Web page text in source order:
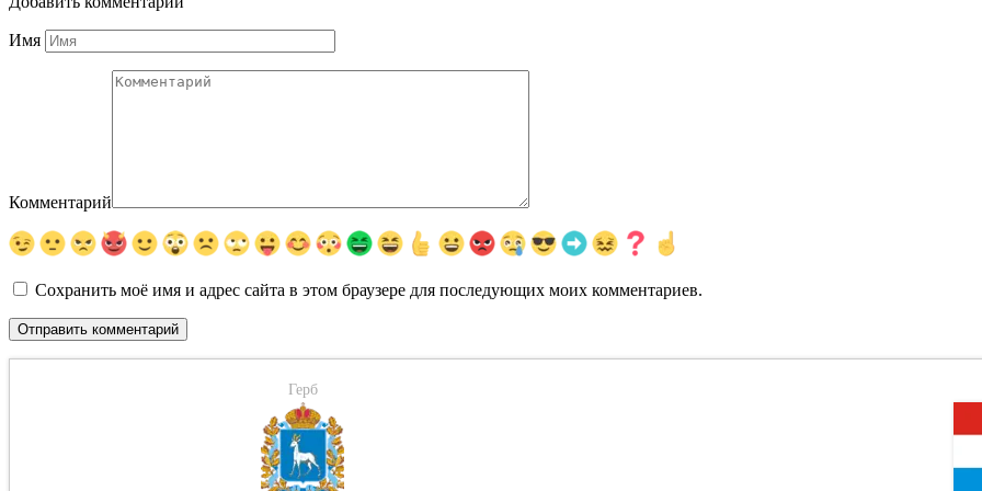
Имя
Комментарий
Сохранить моё имя и адрес сайта в этом браузере для последующих моих комментариев.
Герб